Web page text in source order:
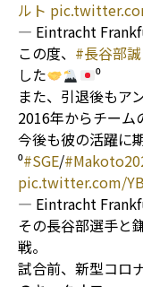
ルト
— Eintracht
この度、 #長谷部誠
した
⁰
また、引退後もア
2016年からチーム
今後も彼の活躍に
⁰#SGE/
pic.twitter.com/
— Eintracht
その長谷部選手と
戦。
試合前、新型コロ